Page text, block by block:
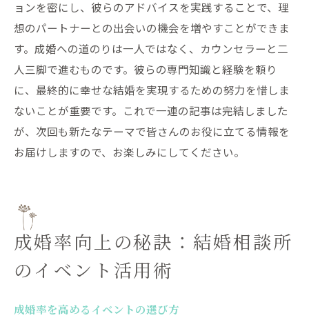
ョンを密にし、彼らのアドバイスを実践することで、理
想のパートナーとの出会いの機会を増やすことができま
す。成婚への道のりは一人ではなく、カウンセラーと二
人三脚で進むものです。彼らの専門知識と経験を頼り
に、最終的に幸せな結婚を実現するための努力を惜しま
ないことが重要です。これで一連の記事は完結しました
が、次回も新たなテーマで皆さんのお役に立てる情報を
お届けしますので、お楽しみにしてください。
成婚率向上の秘訣：結婚相談所
のイベント活用術
成婚率を高めるイベントの選び方